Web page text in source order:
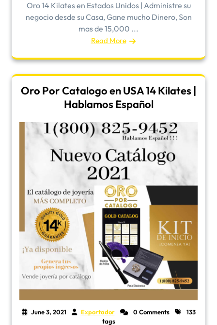
Oro 14 Kilates en Estados Unidos | Administre su
negocio desde su Casa, Gane mucho Dinero, Son
mas de 15,000 ...
Read More
Oro Por Catalogo en USA 14 Kilates |
Hablamos Español
June 3, 2021 Exportador 0 Comments
133
tags